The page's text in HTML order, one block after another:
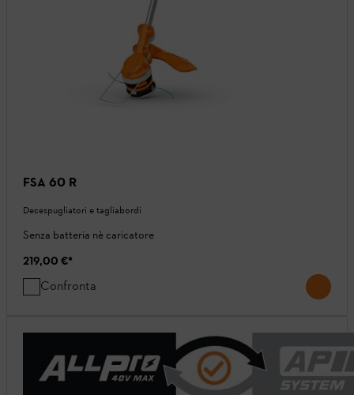
FSA 60 R
Decespugliatori e tagliabordi
Senza batteria nè caricatore
219,00 €*
Confronta